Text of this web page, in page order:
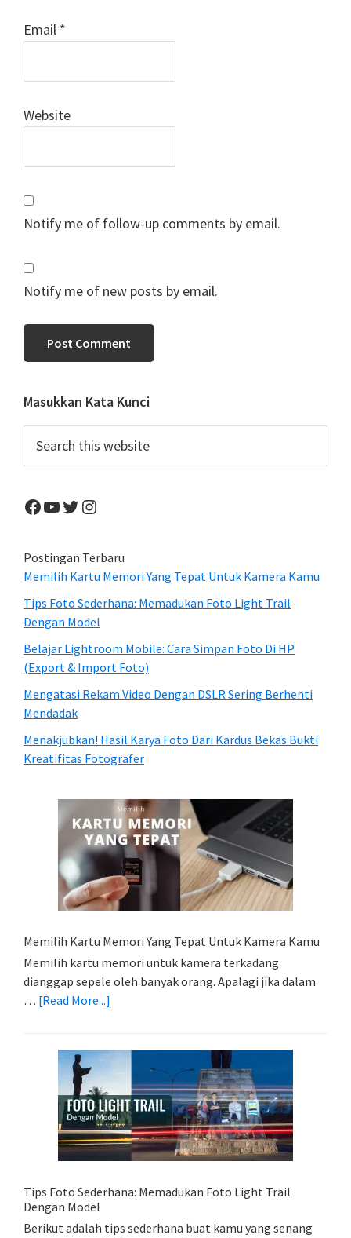
Email *
Website
Notify me of follow-up comments by email.
Notify me of new posts by email.
Primary
Sidebar
Masukkan Kata Kunci
this
Facebook
YouTube
Twitter
Instagram
Postingan Terbaru
Memilih Kartu Memori Yang Tepat Untuk Kamera Kamu
Tips Foto Sederhana: Memadukan Foto Light Trail
Dengan Model
Belajar Lightroom Mobile: Cara Simpan Foto Di HP
(Export & Import Foto)
Mengatasi Rekam Video Dengan DSLR Sering Berhenti
Mendadak
Menakjubkan! Hasil Karya Foto Dari Kardus Bekas Bukti
Kreatifitas Fotografer
Memilih Kartu Memori Yang Tepat Untuk Kamera Kamu
Memilih kartu memori untuk kamera terkadang
dianggap sepele oleh banyak orang. Apalagi jika dalam
… [Read More...]
Memori
Tepat
Untuk
Kamera
Kamu
Tips Foto Sederhana: Memadukan Foto Light Trail
Dengan Model
Berikut adalah tips sederhana buat kamu yang senang